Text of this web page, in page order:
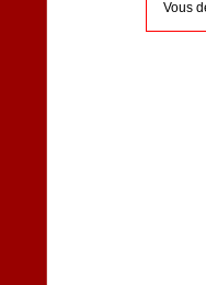
Vous